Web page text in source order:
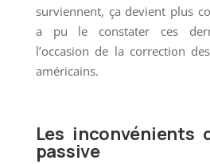
surviennent, ça devient plus
a pu le constater ces
l’occasion de la correction
américains.
Les inconvénients
passive